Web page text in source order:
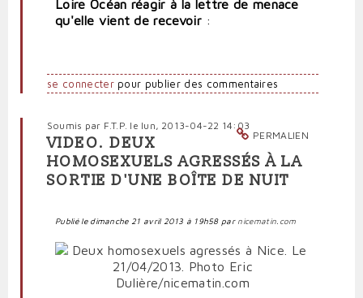
Loire Océan réagir à la lettre de menace
qu'elle vient de recevoir :
se connecterpour publier des commentaires
PERMALIEN
Soumis par F.T.P. le lun, 2013-04-22 14:03
VIDEO. DEUX
HOMOSEXUELS AGRESSÉS À LA
SORTIE D'UNE BOÎTE DE NUIT
Publié le dimanche 21 avril 2013 à 19h58 par nicematin.com